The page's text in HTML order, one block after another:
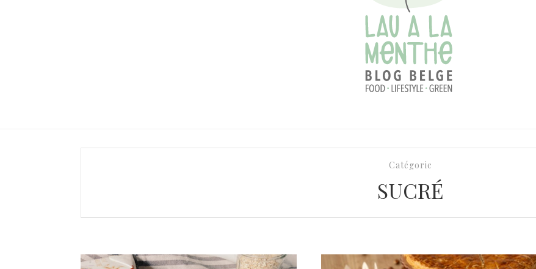
Catégorie
SUCRÉ